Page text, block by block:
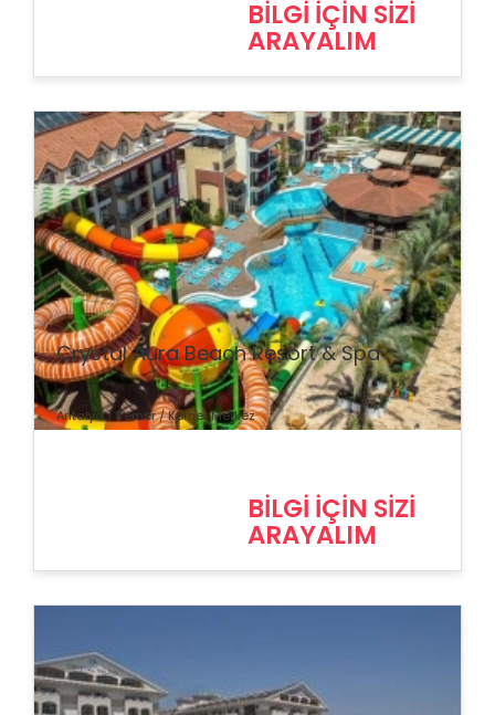
BİLGİ İÇİN SİZİ
ARAYALIM
% İndirim
Crystal Aura Beach Resort & Spa
Antalya / Kemer / Kemer Merkez
BİLGİ İÇİN SİZİ
ARAYALIM